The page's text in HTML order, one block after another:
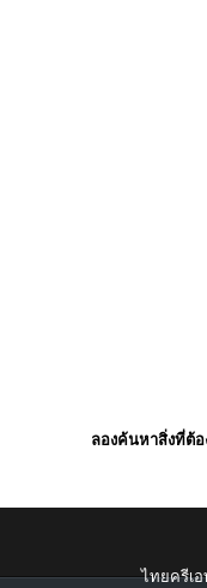
ลองค้นหาสิ่งที่ต้อ
ไทยครีเอ